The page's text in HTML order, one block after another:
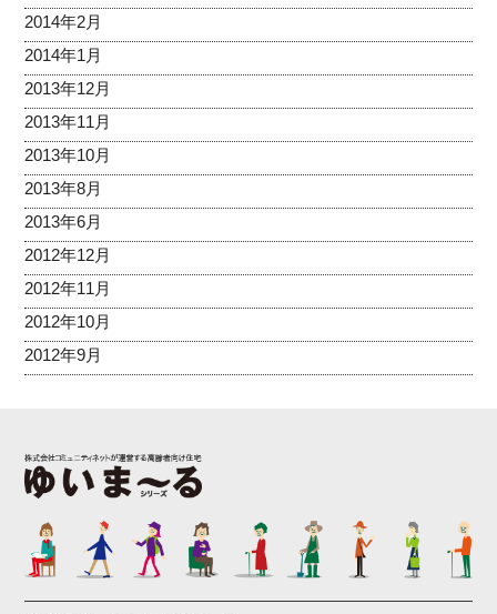
2014年2月
2014年1月
2013年12月
2013年11月
2013年10月
2013年8月
2013年6月
2012年12月
2012年11月
2012年10月
2012年9月